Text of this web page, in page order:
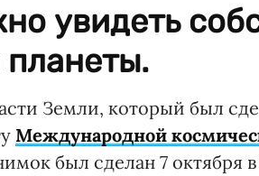
увидеть
Земли, который был
Международной
был сделан 7 октября